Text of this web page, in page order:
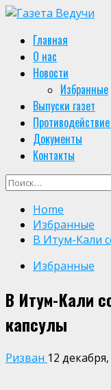
Skip
content
Primary
Menu
Главная
О нас
Новости
Избранные
Выпуски газет
Документы
Контакты
Найти:
Home
Избранные
В Итум-Кали
Избранные
В Итум-Кали
капсулы
Ризван 12